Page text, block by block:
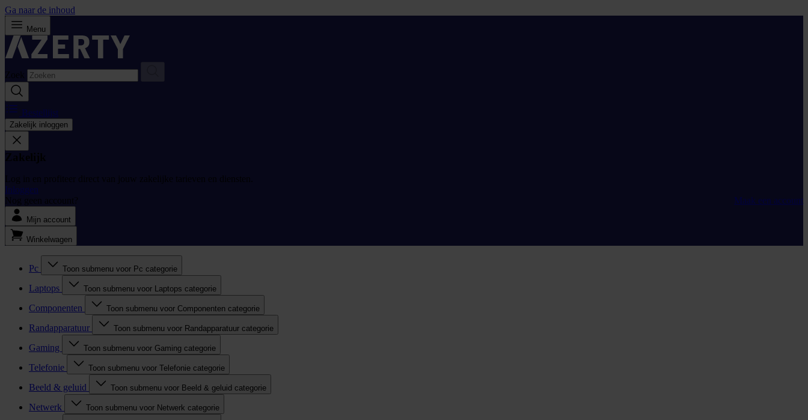
Ga naar de inhoud
Menu
Zoek
Bestellijst
Zakelijk inloggen
Zakelijk
Log in en profiteer direct van jouw zakelijke tarieven en diensten.
Inloggen
Nog geen account?
Maak een account
Mijn account
Winkelwagen
Pc Toon submenu voor Pc categorie
Laptops Toon submenu voor Laptops categorie
Componenten Toon submenu voor Componenten categorie
Randapparatuur Toon submenu voor Randapparatuur categorie
Gaming Toon submenu voor Gaming categorie
Telefonie Toon submenu voor Telefonie categorie
Beeld & geluid Toon submenu voor Beeld & geluid categorie
Netwerk Toon submenu voor Netwerk categorie